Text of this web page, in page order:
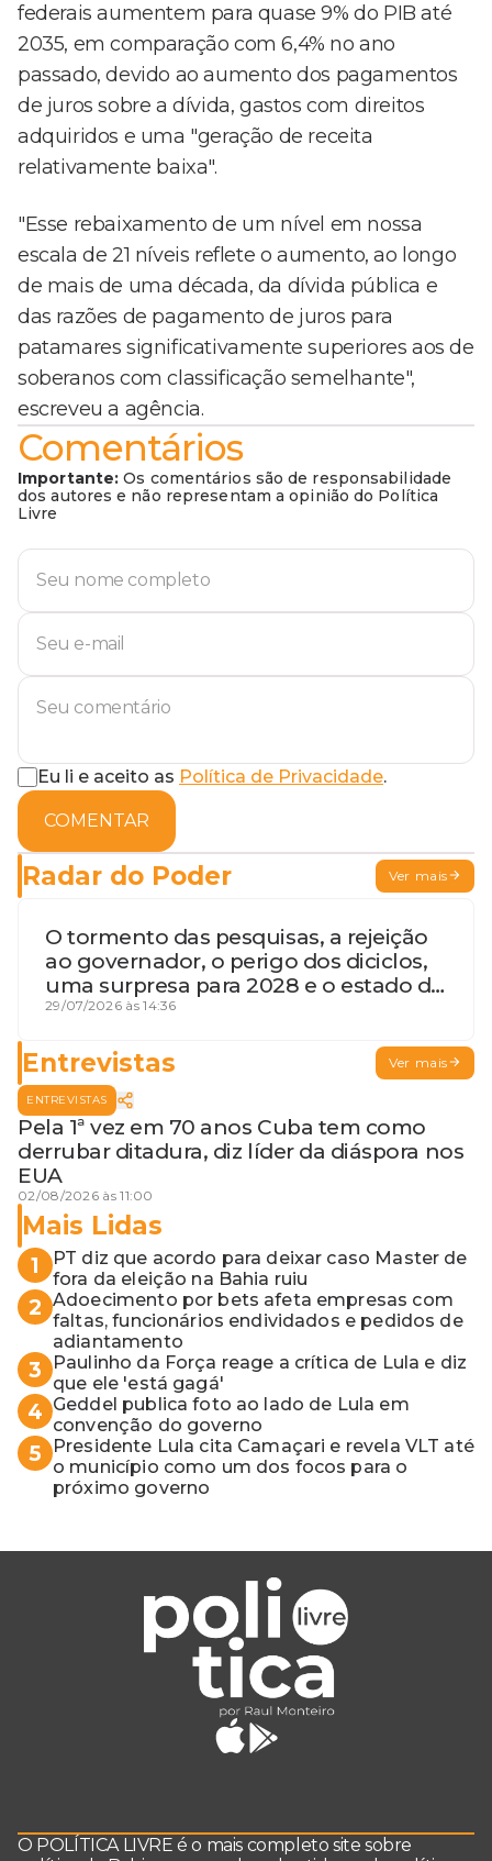
federais aumentem para quase 9% do PIB até
2035, em comparação com 6,4% no ano
passado, devido ao aumento dos pagamentos
de juros sobre a dívida, gastos com direitos
adquiridos e uma "geração de receita
relativamente baixa".
"Esse rebaixamento de um nível em nossa
escala de 21 níveis reflete o aumento, ao longo
de mais de uma década, da dívida pública e
das razões de pagamento de juros para
patamares significativamente superiores aos de
soberanos com classificação semelhante",
escreveu a agência.
Comentários
Importante: Os comentários são de responsabilidade
dos autores e não representam a opinião do Política
Livre
Eu li e aceito as Política de Privacidade.
COMENTAR
Radar do Poder Ver mais
O tormento das pesquisas, a rejeição
ao governador, o perigo dos diciclos,
uma surpresa para 2028 e o estado de
terceira guerra mundial
29/07/2026 às 14:36
Entrevistas Ver mais
ENTREVISTAS
Pela 1ª vez em 70 anos Cuba tem como
derrubar ditadura, diz líder da diáspora nos
EUA
02/08/2026 às 11:00
Mais Lidas
1
PT diz que acordo para deixar caso Master de
fora da eleição na Bahia ruiu
2 Adoecimento por bets afeta empresas com
faltas, funcionários endividados e pedidos de
adiantamento
3
Paulinho da Força reage a crítica de Lula e diz
que ele 'está gagá'
4 Geddel publica foto ao lado de Lula em
convenção do governo
5
Presidente Lula cita Camaçari e revela VLT até
o município como um dos focos para o
próximo governo
O POLÍTICA LIVRE é o mais completo site sobre